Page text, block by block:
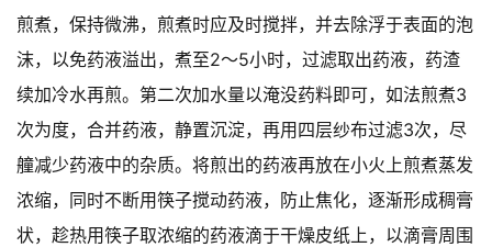
煎煮，保持微沸，煎煮时应及时搅拌，并去除浮于表面的泡
沫，以免药液溢出，煮至2～5小时，过滤取出药液，药渣
续加冷水再煎。第二次加水量以淹没药料即可，如法煎煮3
次为度，合并药液，静置沉淀，再用四层纱布过滤3次，尽
艟减少药液中的杂质。将煎出的药液再放在小火上煎煮蒸发
浓缩，同时不断用筷子搅动药液，防止焦化，逐渐形成稠膏
状，趁热用筷子取浓缩的药液滴于干燥皮纸上，以滴膏周围